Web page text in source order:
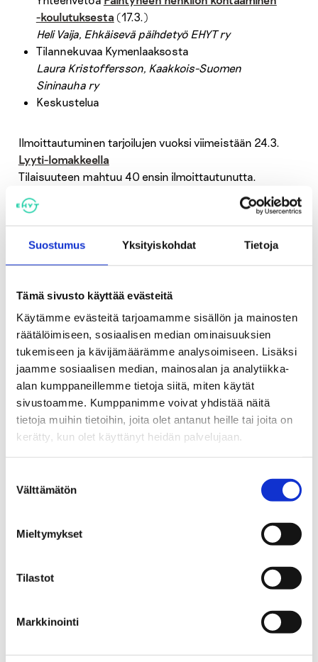
Suostumus Yksityiskohdat Tietoja
Tämä sivusto käyttää evästeitä
Käytämme evästeitä tarjoamamme sisällön ja mainosten
räätälöimiseen, sosiaalisen median ominaisuuksien
tukemiseen ja kävijämäärämme analysoimiseen. Lisäksi
jaamme sosiaalisen median, mainosalan ja analytiikka-
alan kumppaneillemme tietoja siitä, miten käytät
sivustoamme. Kumppanimme voivat yhdistää näitä
tietoja muihin tietoihin, joita olet antanut heille tai joita on
kerätty, kun olet käyttänyt heidän palvelujaan.
valinta
Välttämätön
Mieltymykset
Tilastot
Markkinointi
26.3.
2026
-koulutuksesta (17.3.)
Heli Vaija, Ehkäisevä päihdetyö EHYT ry
Tilannekuvaa Kymenlaaksosta
Laura Kristoffersson, Kaakkois-Suomen
Sininauha ry
Keskustelua
Ilmoittautuminen tarjoilujen vuoksi viimeistään 24.3.
Lyyti-lomakkeella
Tilaisuuteen mahtuu 40 ensin ilmoittautunutta.
Tilaisuuden järjestää Kymenlaakson mielenterveys- ja
heli.vaija@ehyt.fi, p. 044 510 0228
laura.kristoffersson@ks-sininauha.fip. 050 356 5530